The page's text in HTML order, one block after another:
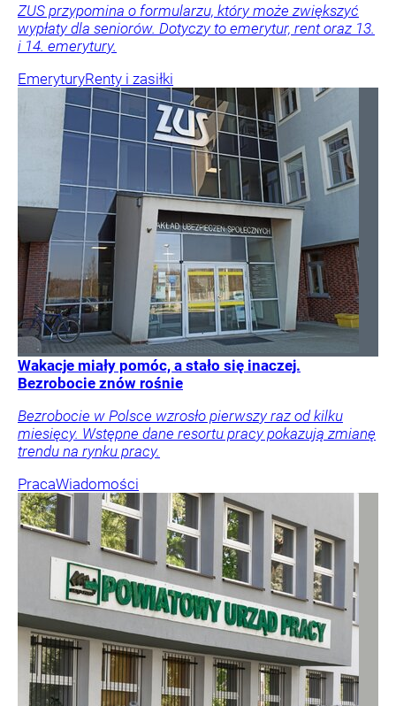
ZUS przypomina o formularzu, który może zwiększyć
wypłaty dla seniorów. Dotyczy to emerytur, rent oraz 13.
i 14. emerytury.
EmeryturyRenty i zasiłki
Wakacje miały pomóc, a stało się inaczej.
Bezrobocie znów rośnie
Bezrobocie w Polsce wzrosło pierwszy raz od kilku
miesięcy. Wstępne dane resortu pracy pokazują zmianę
trendu na rynku pracy.
PracaWiadomości